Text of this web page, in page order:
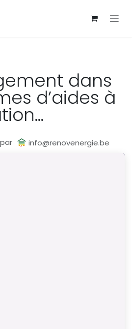
dans
d’aides à
par info@renovenergie.be